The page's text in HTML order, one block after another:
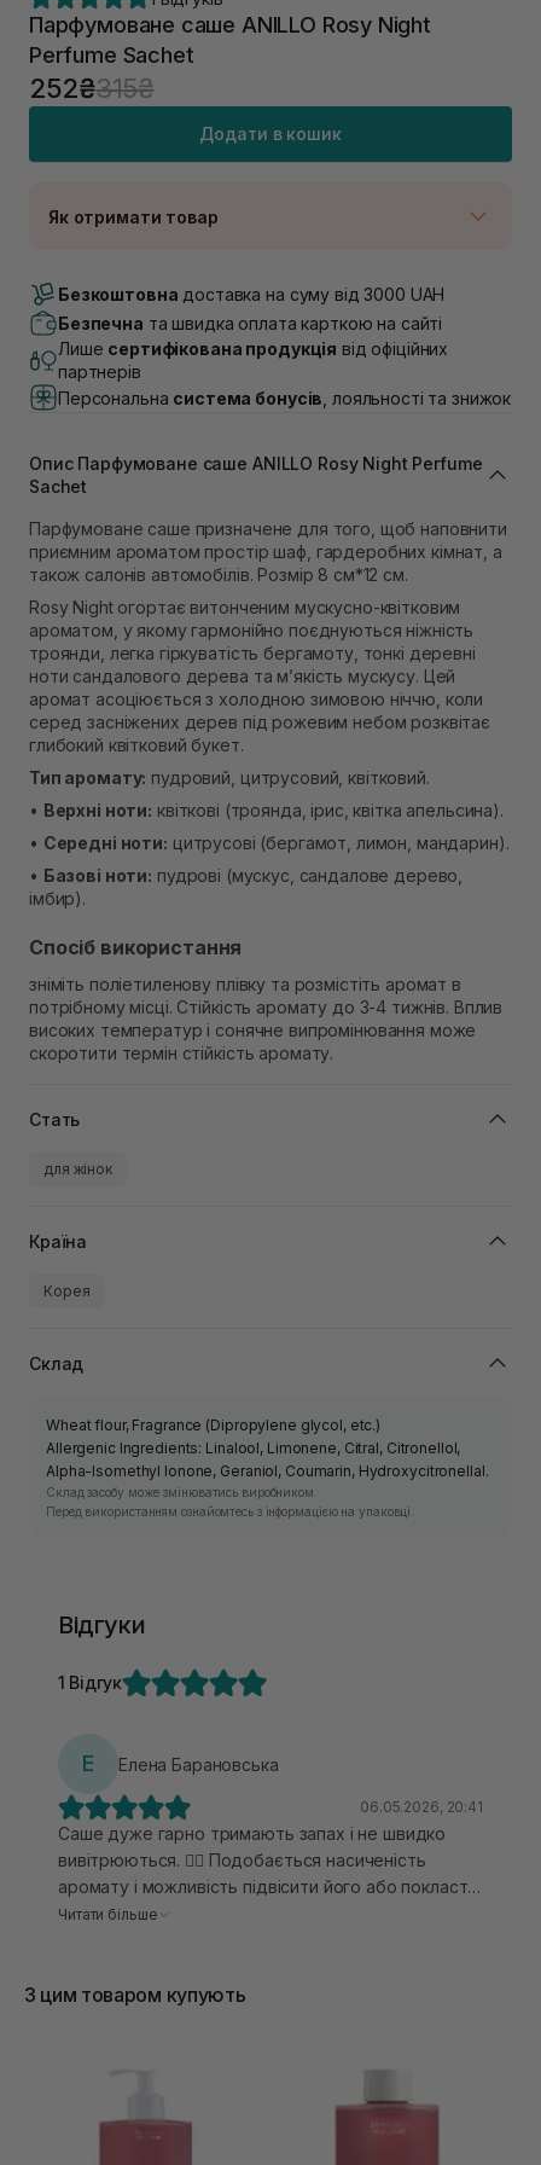
Парфумоване саше ANILLO Rosy Night
Perfume Sachet
252₴315₴
Додати в кошик
Як отримати товар
В наявності
Самовивіз м. Луцьк, вул. Винниченка 4
В наявності
Самовивіз м. Львів, вул. Академіка Підстригача, 1В
(Duck’s Lake)
В наявності
В наявності
Самовивіз м. Львів, вул. Степана Бандери 45
Самовивіз м. Рівне, вул. 16-го Липня, 15
В наявності
Самовивіз м. Рівне, вул. Кулика і Гудачека 23 (ТЦ
Екватор)
В наявності
Безкоштовна доставка на суму від 3000 UAH
Безпечна та швидка оплата карткою на сайті
Лише сертифікована продукція від офіційних
партнерів
Персональна система бонусів , лояльності та знижок
Опис Парфумоване саше ANILLO Rosy Night Perfume
Sachet
Парфумоване саше призначене для того, щоб наповнити
приємним ароматом простір шаф, гардеробних кімнат, а
також салонів автомобілів. Розмір 8 см*12 см.
Rosy Night огортає витонченим мускусно-квітковим
ароматом, у якому гармонійно поєднуються ніжність
троянди, легка гіркуватість бергамоту, тонкі деревні
ноти сандалового дерева та м’якість мускусу. Цей
аромат асоціюється з холодною зимовою ніччю, коли
серед засніжених дерев під рожевим небом розквітає
глибокий квітковий букет.
Тип аромату: пудровий, цитрусовий, квітковий.
• Верхні ноти: квіткові (троянда, ірис, квітка апельсина).
• Середні ноти: цитрусові (бергамот, лимон, мандарин).
• Базові ноти: пудрові (мускус, сандалове дерево,
імбир).
Спосіб використання
зніміть поліетиленову плівку та розмістіть аромат в
потрібному місці. Стійкість аромату до 3-4 тижнів. Вплив
високих температур і сонячне випромінювання може
скоротити термін стійкість аромату.
Стать
для жінок
Країна
Корея
Склад
Wheat flour, Fragrance (Dipropylene glycol, etc.)
Allergenic Ingredients: Linalool, Limonene, Citral, Citronellol,
Alpha-Isomethyl Ionone, Geraniol, Coumarin, Hydroxycitronellal.
Склад засобу може змінюватись виробником.
Перед використанням ознайомтесь з інформацією на упаковці.
Відгуки
1 Відгук
Е Елена Барановська
06.05.2026, 20:41
Саше дуже гарно тримають запах і не швидко
вивітрюються. ❤️‍🔥 Подобається насиченість
аромату і можливість підвісити його або покласти
просто в гардероб чи на полиці шафи. В цілому,
варто визначитися з улюбленим запахом. А
Стійкість гарна, відразу відчувається дуже
інтенсивно, а згодом аромат більш спокійний.
Читати більше
З цим товаром купують